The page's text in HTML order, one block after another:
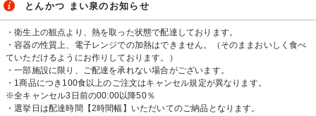
とんかつ まい泉のお知らせ
・衛生上の観点より、熱を取った状態で配達しております。
・容器の性質上、電子レンジでの加熱はできません。（そのままおいしく食べ
ていただけるようにお作りしております。）
・一部施設に限り、ご配達を承れない場合がございます。
・1商品につき100食以上のご注文はキャンセル規定が異なります。
※全キャンセル3日前の00:00以降50％
・選挙日は配達時間【2時間幅】いただいてのご納品となります。